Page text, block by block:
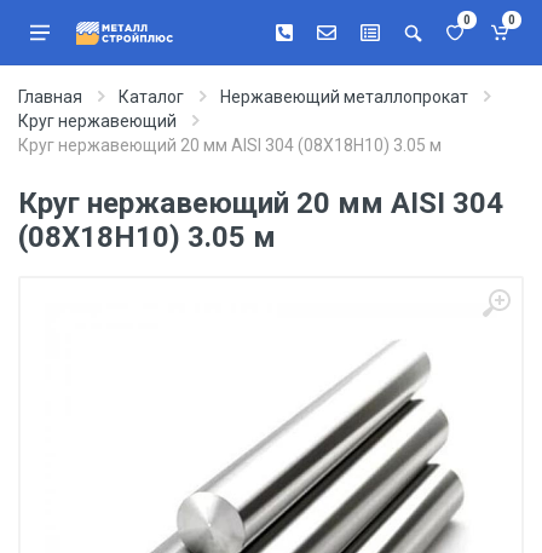
0 0
Главная Каталог
Нержавеющий металлопрокат
Круг нержавеющий
Круг нержавеющий 20 мм AISI 304 (08Х18Н10) 3.05 м
Круг нержавеющий 20 мм AISI 304
(08Х18Н10) 3.05 м